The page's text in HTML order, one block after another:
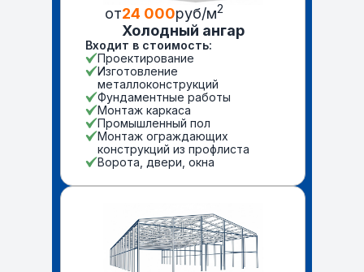
от24 000руб/м2
Холодный ангар
Входит в стоимость:
Проектирование
Изготовление
металлоконструкций
Фундаментные работы
Монтаж каркаса
Промышленный пол
Монтаж ограждающих
конструкций из профлиста
Ворота, двери, окна